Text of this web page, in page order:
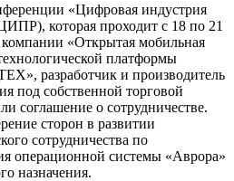
«Цифровая индустрия
которая проходит с 18 по 21
«Открытая мобильная
платформы
разработчик и производитель
под собственной торговой
соглашение о сотрудничестве.
сторон в развитии
сотрудничества по
операционной системы «Аврора»
назначения.